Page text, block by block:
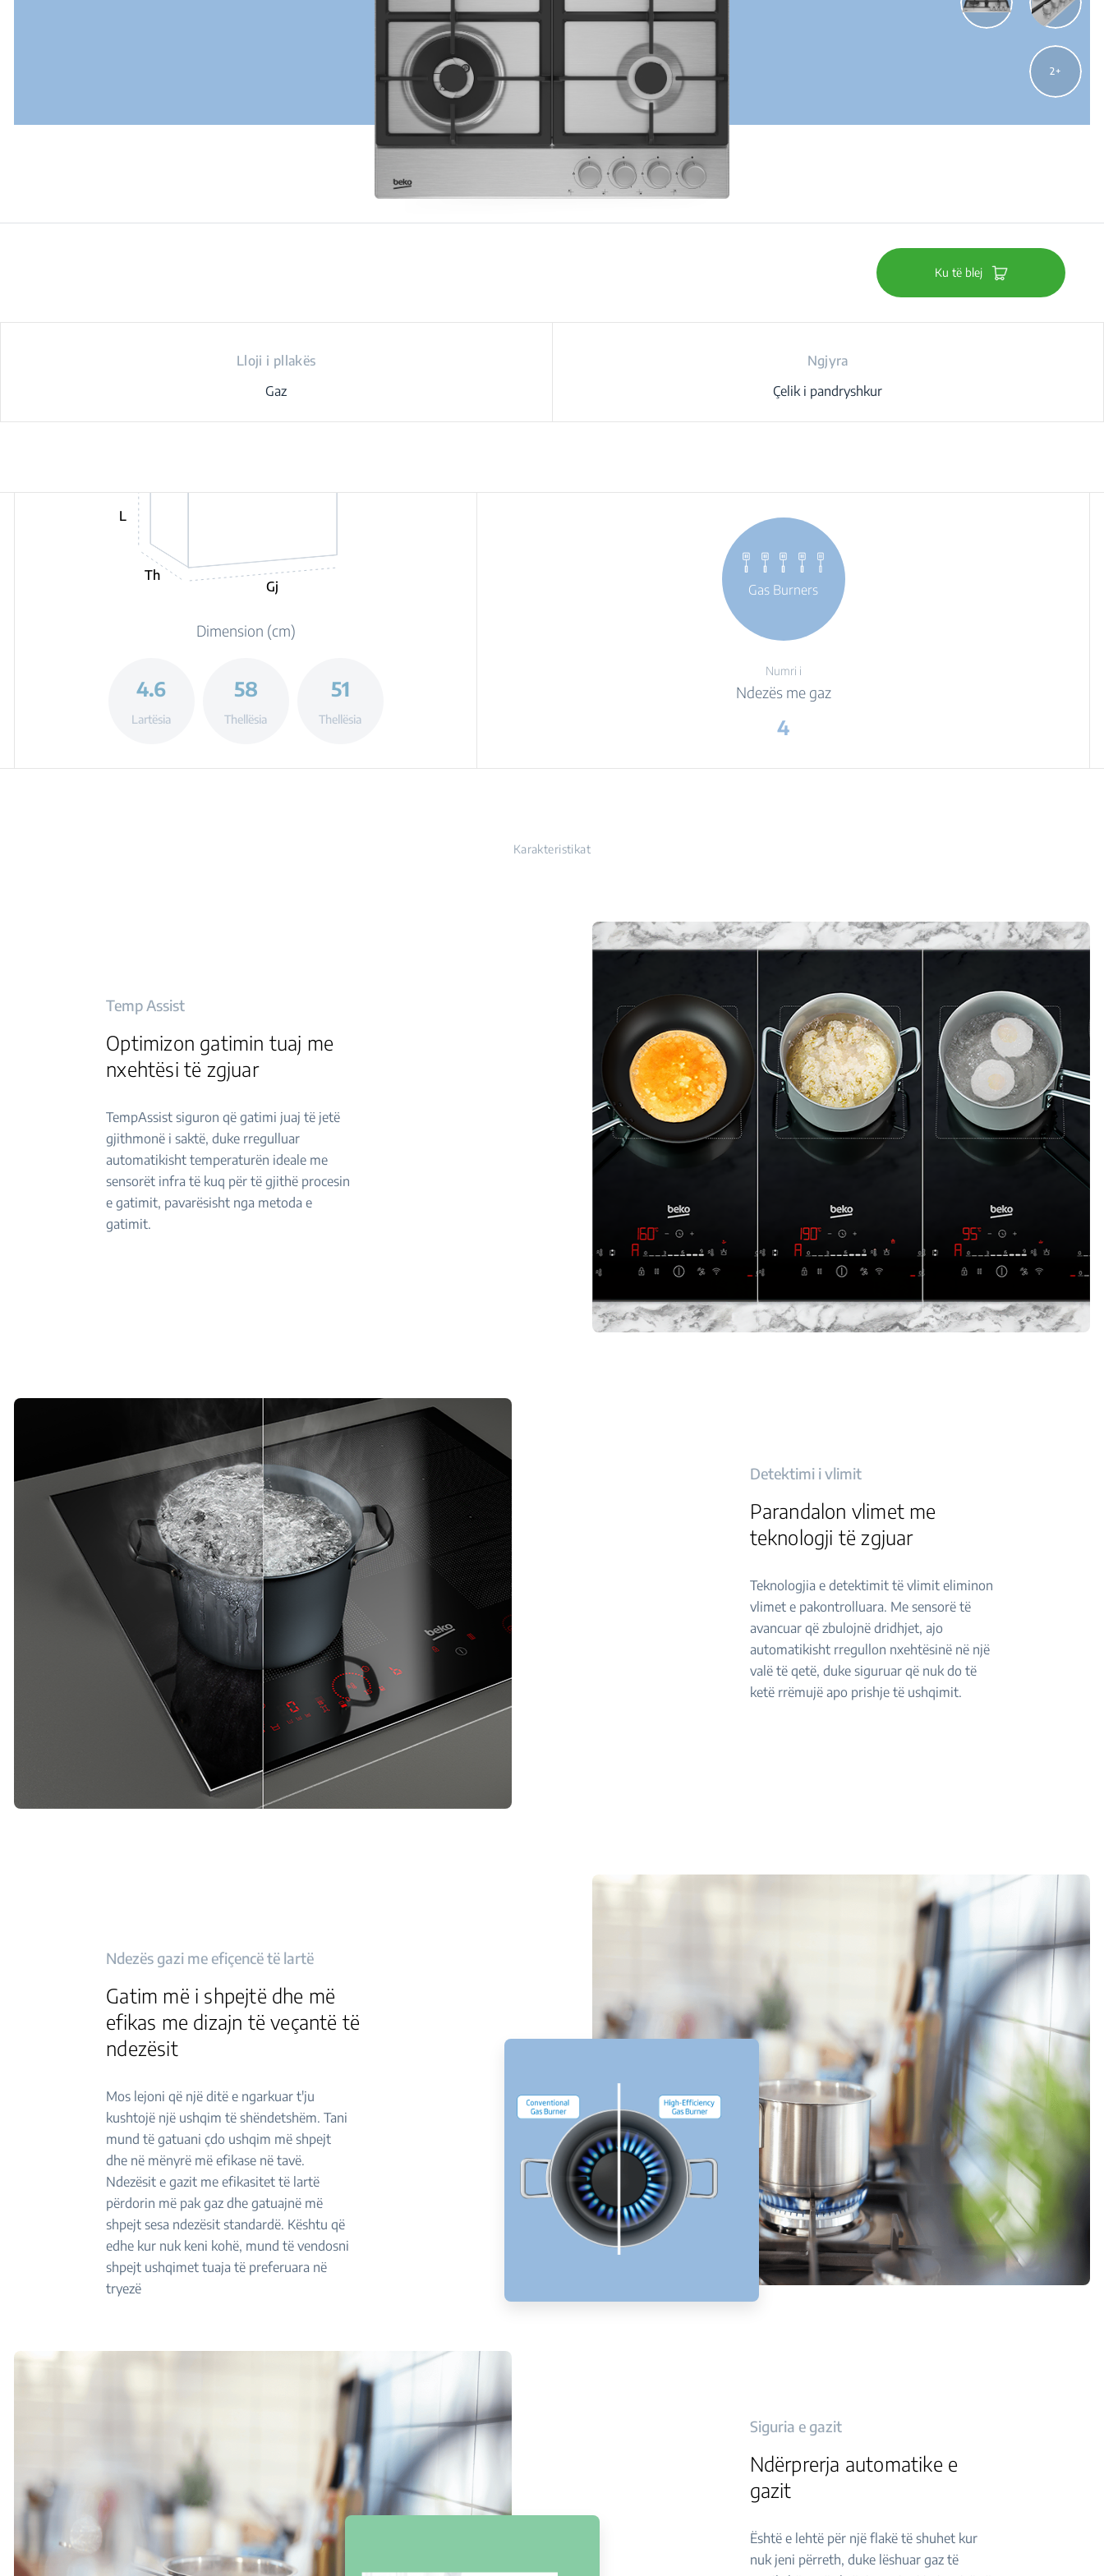
2
Ku të blej
Lloji i pllakës
Gaz
Ngjyra
Çelik i pandryshkur
L
Th
Gj
Dimension (cm)
4.6
Lartësia
58
Thellësia
51
Thellësia
Gas Burners
Numri i
Ndezës me gaz
4
Karakteristikat
Temp Assist
Optimizon gatimin tuaj me
nxehtësi të zgjuar
TempAssist siguron që gatimi juaj të jetë
gjithmonë i saktë, duke rregulluar
automatikisht temperaturën ideale me
sensorët infra të kuq për të gjithë procesin
e gatimit, pavarësisht nga metoda e
gatimit.
Detektimi i vlimit
Parandalon vlimet me
teknologji të zgjuar
Teknologjia e detektimit të vlimit eliminon
vlimet e pakontrolluara. Me sensorë të
avancuar që zbulojnë dridhjet, ajo
automatikisht rregullon nxehtësinë në një
valë të qetë, duke siguruar që nuk do të
ketë rrëmujë apo prishje të ushqimit.
Ndezës gazi me efiçencë të lartë
Gatim më i shpejtë dhe më
efikas me dizajn të veçantë të
ndezësit
Mos lejoni që një ditë e ngarkuar t'ju
kushtojë një ushqim të shëndetshëm. Tani
mund të gatuani çdo ushqim më shpejt
dhe në mënyrë më efikase në tavë.
Ndezësit e gazit me efikasitet të lartë
përdorin më pak gaz dhe gatuajnë më
shpejt sesa ndezësit standardë. Kështu që
edhe kur nuk keni kohë, mund të vendosni
shpejt ushqimet tuaja të preferuara në
tryezë
Siguria e gazit
Ndërprerja automatike e
gazit
Është e lehtë për një flakë të shuhet kur
nuk jeni përreth, duke lëshuar gaz të